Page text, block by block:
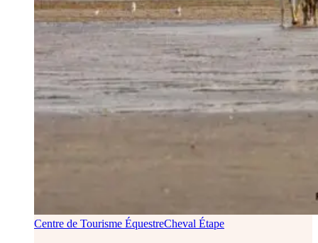
Centre de Tourisme ÉquestreCheval Étape